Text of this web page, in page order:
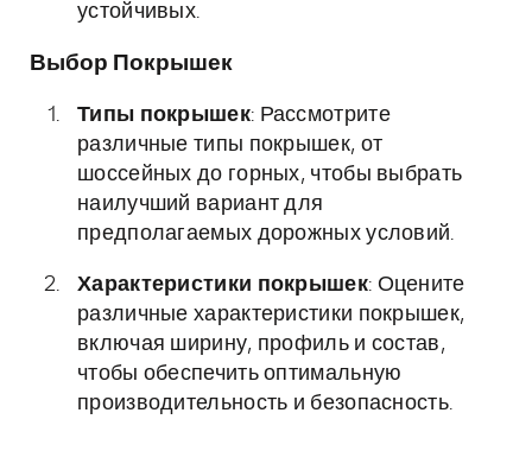
устойчивых.
Выбор Покрышек
Типы покрышек: Рассмотрите
различные типы покрышек, от
шоссейных до горных, чтобы выбрать
наилучший вариант для
предполагаемых дорожных условий.
Характеристики покрышек: Оцените
различные характеристики покрышек,
включая ширину, профиль и состав,
чтобы обеспечить оптимальную
производительность и безопасность.